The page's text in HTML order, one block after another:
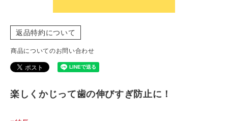
返品特約について
商品についてのお問い合わせ
楽しくかじって歯の伸びすぎ防止に！